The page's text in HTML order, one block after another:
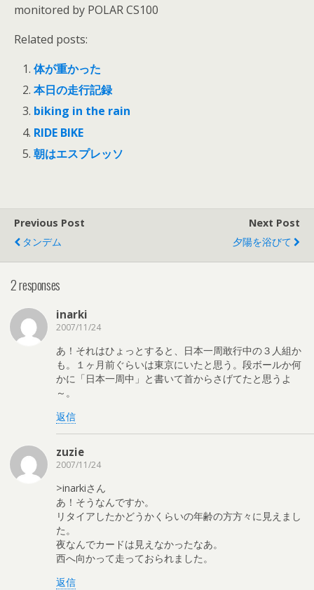
monitored by POLAR CS100
Related posts:
体が重かった
本日の走行記録
biking in the rain
RIDE BIKE
朝はエスプレッソ
Previous Post
タンデム
Next Post
夕陽を浴びて
2 responses
inarki
2007/11/24
あ！それはひょっとすると、日本一周敢行中の３人組か
も。１ヶ月前ぐらいは東京にいたと思う。段ボールか何
かに「日本一周中」と書いて首からさげてたと思うよ
～。
返信
zuzie
2007/11/24
>inarkiさん
あ！そうなんですか。
リタイアしたかどうかくらいの年齢の方方々に見えまし
た。
夜なんでカードは見えなかったなあ。
西へ向かって走っておられました。
返信